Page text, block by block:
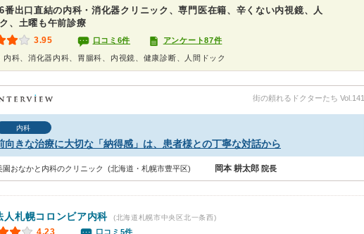
番出口直結の内科・消化器クリニック、専門医在籍、辛くない内視鏡、人
、土曜も午前診療
3.95 口コミ6件 アンケート87件
内科、消化器内科、胃腸科、内視鏡、健康診断、人間ドック
街の頼れるドクターたち Vol.141
内科
向きな治療に大切な「納得感」は、患者様との丁寧な対話から
園おなかと内科のクリニック (北海道・札幌市豊平区) 岡本 耕太郎 院長
人札幌コロンビア内科 (北海道札幌市中央区北一条西)
4.23 口コミ5件